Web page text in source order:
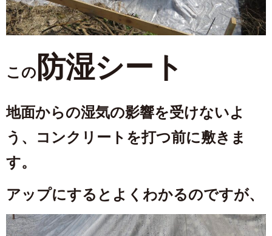
この 防湿シート
地面からの湿気の影響を受けないよ
う、コンクリートを打つ前に敷きま
す。
アップにするとよくわかるのですが、